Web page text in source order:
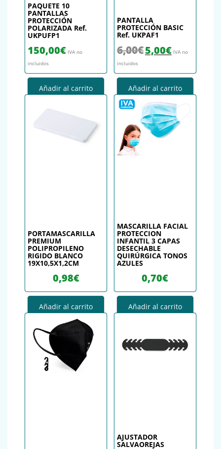
PAQUETE 10
PANTALLAS
PROTECCIÓN
POLARIZADA Ref.
UKPUFP1
150,00€ IVA no
incluidos
Añadir al carrito
PANTALLA
PROTECCIÓN BASIC
Ref. UKPAF1
6,00€ El precio original era: 6,00€.
5,00€El precio actual
IVA no
incluidos
Añadir al carrito
PORTAMASCARILLA
PREMIUM
POLIPROPILENO
RIGIDO BLANCO
19X10,5X1,2CM
0,98€
Añadir al carrito
MASCARILLA FACIAL
PROTECCION
INFANTIL 3 CAPAS
DESECHABLE
QUIRÚRGICA TONOS
AZULES
0,70€
Añadir al carrito
AJUSTADOR
SALVAOREJAS